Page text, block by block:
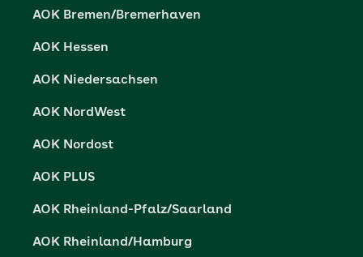
Barriere melden
AOK Bremen/Bremerhaven
AOK Hessen
AOK Niedersachsen
AOK NordWest
AOK Nordost
AOK PLUS
AOK Rheinland-Pfalz/Saarland
AOK Rheinland/Hamburg